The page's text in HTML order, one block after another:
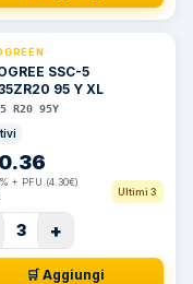
SSC-5
95 Y XL
R20 95Y
+ PFU (4.30€)
Ultimi 3
3 +
🛒 Aggiungi